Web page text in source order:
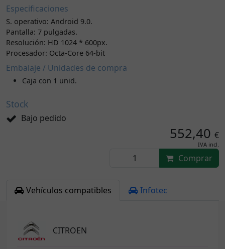
Especificaciones
S. operativo: Android 9.0.
Pantalla: 7 pulgadas.
Resolución: HD 1024 * 600px.
Procesador: Octa-Core 64-bit
Embalaje / Unidades de compra
Caja con 1 unid.
Stock
Bajo pedido
552,40 €
IVA incl.
Comprar
Vehículos compatibles Infotec
CITROEN